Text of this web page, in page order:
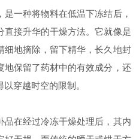
一种将物料在低温下冻结后，
直接升华的干燥方法。它就像是
细地摘除，留下精华，长久地封
地保留了药材中的有效成分，还
穿越时空的限制。
在经过冷冻干燥处理后，其内